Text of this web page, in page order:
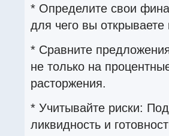
* Определите свои
для чего вы
* Сравните
не только на
расторжения.
* Учитывайте риски:
ликвидность и